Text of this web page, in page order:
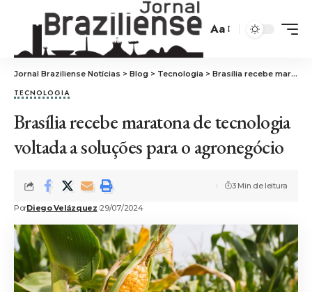
Aa
Jornal Braziliense Notícias > Blog > Tecnologia > Brasília recebe maratona de tecnologia voltada a soluções para o agronegócio
TECNOLOGIA
Brasília recebe maratona de tecnologia
voltada a soluções para o agronegócio
PorDiego Velázquez 29/07/2024
3 Min de leitura